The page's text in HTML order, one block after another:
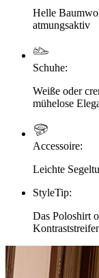
Helle
atmungsaktiv
Schuhe:
Weiße oder
mühelose
Accessoire:
Leichte
StyleTip:
Das Poloshirt